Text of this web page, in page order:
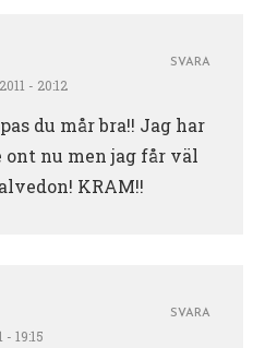
- 20:12
du mår bra!! Jag har
nu men jag får väl
KRAM!!
SVARA
- 19:15
SVARA